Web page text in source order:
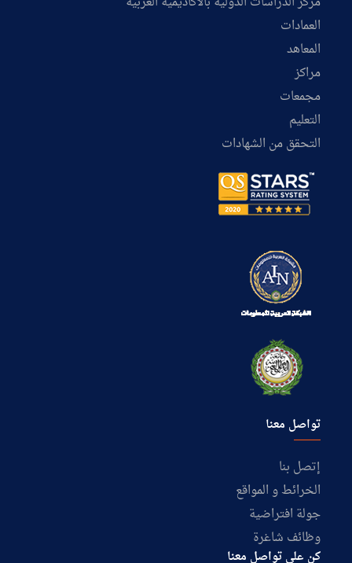
العمادات
المعاهد
مراكز
مجمعات
التعليم
التحقق من الشهادات
تواصل معنا
إتصل بنا
الخرائط و المواقع
جولة افتراضية
وظائف شاغرة
كن على تواصل معنا